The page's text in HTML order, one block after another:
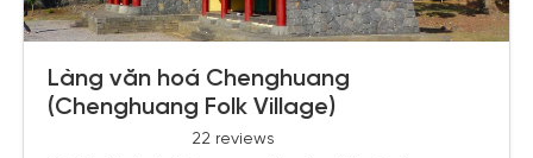
Làng văn hoá Chenghuang
(Chenghuang Folk Village)
22 reviews